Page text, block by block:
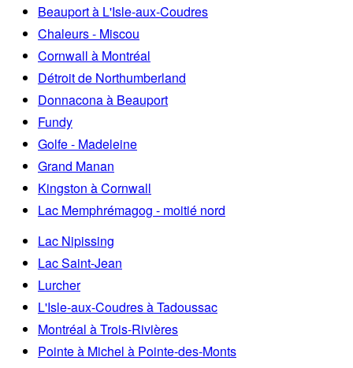
Beauport à L'Isle-aux-Coudres
Chaleurs - Miscou
Cornwall à Montréal
Détroit de Northumberland
Donnacona à Beauport
Fundy
Golfe - Madeleine
Grand Manan
Kingston à Cornwall
Lac Memphrémagog - moitié nord
Lac Nipissing
Lac Saint-Jean
Lurcher
L'Isle-aux-Coudres à Tadoussac
Montréal à Trois-Rivières
Pointe à Michel à Pointe-des-Monts